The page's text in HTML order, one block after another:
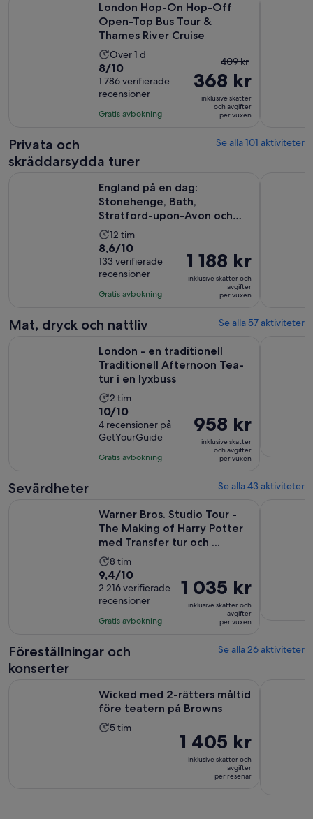
London Hop-On Hop-Off
Open-Top Bus Tour &
Thames River Cruise
Aktivitetens
längd
är
1
dag
Över 1 d
8.0
av
10
med
8/10
1 786 verifierade
recensioner
Gratis avbokning
Tidigare
pris
var
409 kr
och
pris
vuxen
409 kr
368 kr
inklusive skatter
och avgifter
per vuxen
Privata och
skräddarsydda turer
Se alla 101 aktiviteter
England på en dag:
Stonehenge, Bath,
Stratford-upon-Avon och
Cotswolds
Aktivitetens
längd
är
12
timmar
12 tim
8.6
av
10
med
recensioner
8,6/10
133 verifierade
recensioner
Gratis avbokning
Priset
är
1 188 kr
1 188 kr
inklusive skatter och
avgifter
per vuxen
England på en dag: Stonehenge, Bath, Stratford-upon-
Mat, dryck och nattliv Se alla 57 aktiviteter
London - en traditionell
Traditionell Afternoon Tea-
tur i en lyxbuss
Aktivitetens
längd
är
2
timmar
2 tim
10.0
av
10
med
10/10
4 recensioner på
GetYourGuide
Gratis avbokning
Priset
är
958 kr
958 kr
inklusive skatter
och avgifter
per vuxen
Sevärdheter Se alla 43 aktiviteter
Warner Bros. Studio Tour -
The Making of Harry Potter
med Transfer tur och ...
Aktivitetens
längd
är
8
timmar
8 tim
9.4
av
10
med
recensioner
9,4/10
2 216 verifierade
recensioner
Gratis avbokning
Priset
är
1 035 kr
1 035 kr
inklusive skatter och
avgifter
per vuxen
Föreställningar och
konserter
Se alla 26 aktiviteter
Wicked med 2-rätters måltid
före teatern på Browns
Aktivitetens
5 tim
Priset
är
1 405 kr
1 405 kr
inklusive skatter och
avgifter
per resenär
Wicked med 2-rätters måltid före teatern på Browns